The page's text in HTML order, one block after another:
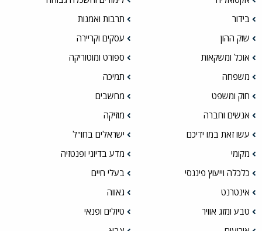
תרבות ואמנות
עסקים וקריירה
ספורט ומוטוריקה
תמיכה
מחשבים
מוזיקה
ישראלים בחו"ל
מדע בדיוני ופנטזיה
בעלי חיים
גאווה
טיולים ופנאי
בידור
שוק ההון
אוכל ומשקאות
משפחה
חוק ומשפט
אנשים וחברה
עשו זאת במו ידיכם
מקומי
כלכלה וייעוץ פיננסי
אינטרנט
טבע ומזג אוויר